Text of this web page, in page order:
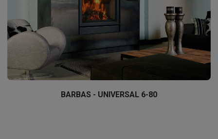
BARBAS - UNIVERSAL 6-80